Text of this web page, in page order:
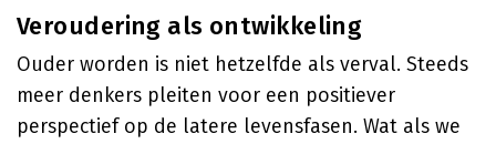
Veroudering als ontwikkeling
Ouder worden is niet hetzelfde als verval. Steeds
meer denkers pleiten voor een positiever
perspectief op de latere levensfasen. Wat als we